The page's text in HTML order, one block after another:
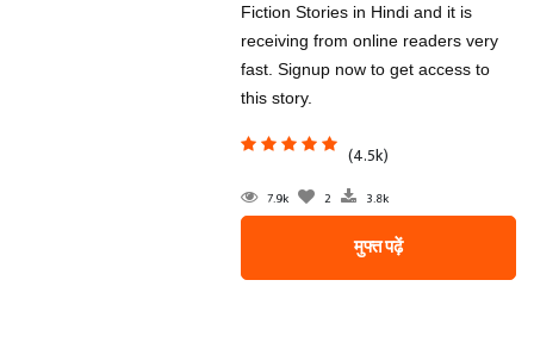
Fiction Stories in Hindi and it is
receiving from online readers very
fast. Signup now to get access to
this story.
(4.5k)
7.9k 2 3.8k
मुफ्त पढ़ें